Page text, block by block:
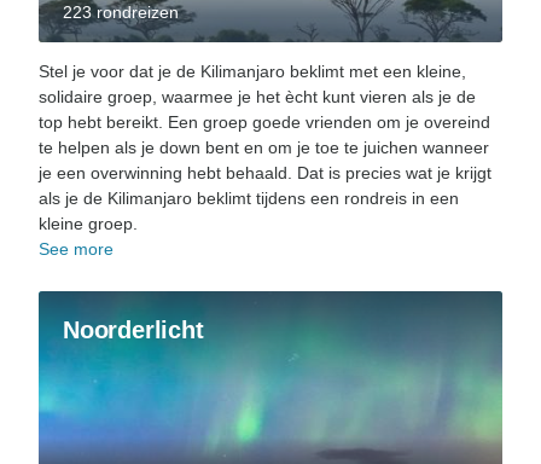
223 rondreizen
Stel je voor dat je de Kilimanjaro beklimt met een kleine,
solidaire groep, waarmee je het ècht kunt vieren als je de
top hebt bereikt. Een groep goede vrienden om je overeind
te helpen als je down bent en om je toe te juichen wanneer
je een overwinning hebt behaald. Dat is precies wat je krijgt
als je de Kilimanjaro beklimt tijdens een rondreis in een
kleine groep.
See more
Noorderlicht